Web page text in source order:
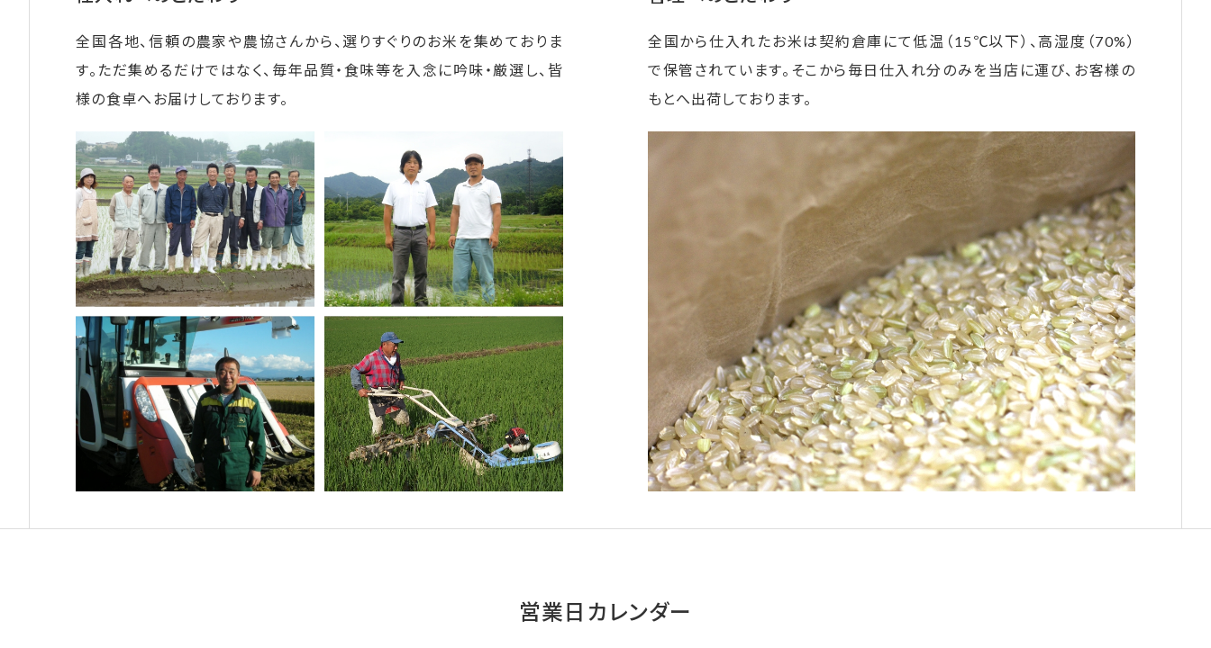
全国各地、信頼の農家や農協さんから、選りすぐりのお米を集めておりま
す。ただ集めるだけではなく、毎年品質・食味等を入念に吟味・厳選し、皆
様の食卓へお届けしております。
全国から仕入れたお米は契約倉庫にて低温（15℃以下）、高湿度（70%）
で保管されています。そこから毎日仕入れ分のみを当店に運び、お客様の
もとへ出荷しております。
営業日カレンダー